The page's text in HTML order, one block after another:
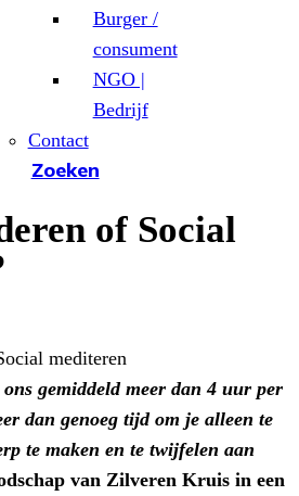
Burger /
consument
NGO |
Bedrijf
Contact
Zoeken
of Social
gemiddeld meer dan 4 uur per
dan genoeg tijd om je alleen te
te maken en te twijfelen aan
van Zilveren Kruis in een